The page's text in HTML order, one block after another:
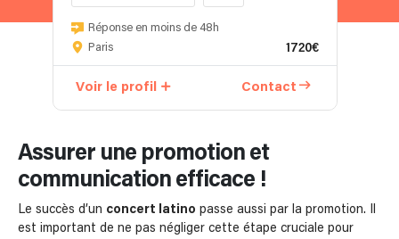
Réponse en moins de 48h
Paris
1720€
Voir le profil Contact
Assurer une promotion et
communication efficace !
Le succès d’un concert latino passe aussi par la promotion. Il
est important de ne pas négliger cette étape cruciale pour